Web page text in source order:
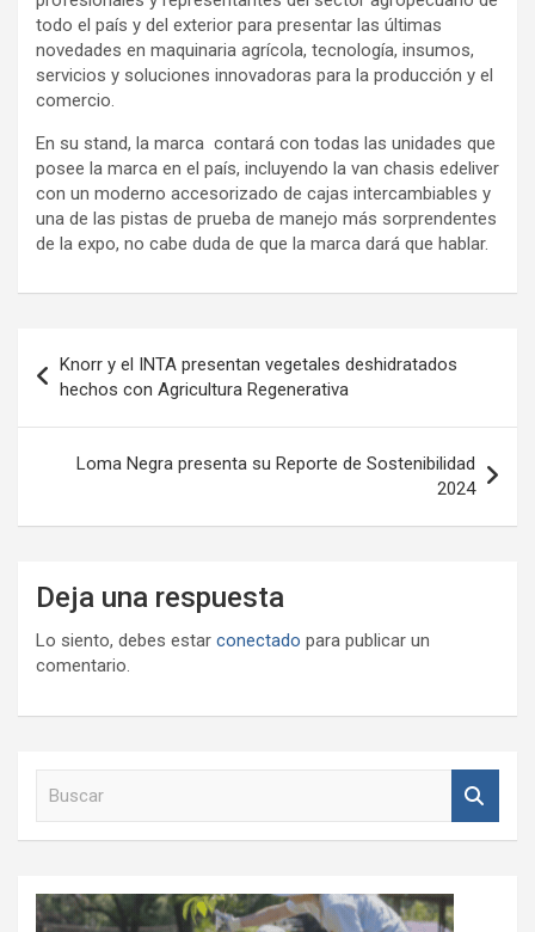
todo el país y del exterior para presentar las últimas
novedades en maquinaria agrícola, tecnología, insumos,
servicios y soluciones innovadoras para la producción y el
comercio.
En su stand, la marca contará con todas las unidades que
posee la marca en el país, incluyendo la van chasis edeliver
con un moderno accesorizado de cajas intercambiables y
una de las pistas de prueba de manejo más sorprendentes
de la expo, no cabe duda de que la marca dará que hablar.
de
entradas
Knorr y el INTA presentan vegetales deshidratados
hechos con Agricultura Regenerativa
Loma Negra presenta su Reporte de Sostenibilidad
2024
Deja una respuesta
Lo siento, debes estar conectado para publicar un
comentario.
r